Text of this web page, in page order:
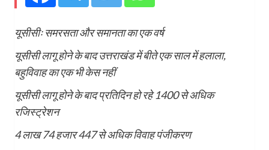
यूसीसीः समरसता और समानता का एक वर्ष
यूसीसी लागू होने के बाद उत्तराखंड में बीते एक साल में हलाला,
बहुविवाह का एक भी केस नहीं
यूसीसी लागू होने के बाद प्रतिदिन हो रहे 1400 से अधिक
रजिस्ट्रेशन
4 लाख 74 हजार 447 से अधिक विवाह पंजीकरण